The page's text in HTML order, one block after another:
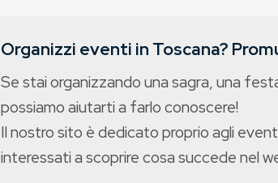
Organizzi eventi in Toscana?
Se stai organizzando una sagra, una
possiamo aiutarti a farlo conoscere!
Il nostro sito è dedicato proprio agli
interessati a scoprire cosa succede nel